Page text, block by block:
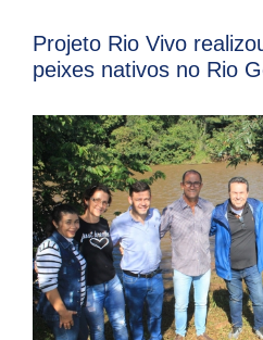
Projeto Rio Vivo
peixes nativos no Rio